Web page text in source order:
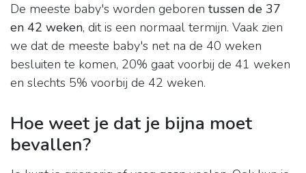
De meeste baby's worden geboren tussen de 37
en 42 weken, dit is een normaal termijn. Vaak zien
we dat de meeste baby's net na de 40 weken
besluiten te komen, 20% gaat voorbij de 41 weken
en slechts 5% voorbij de 42 weken.
Hoe weet je dat je bijna moet
bevallen?